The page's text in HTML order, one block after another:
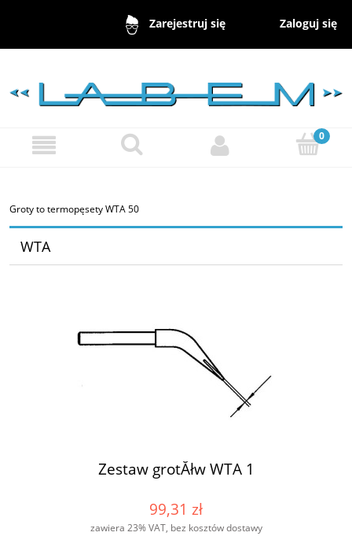
Zarejestruj się Zaloguj się
Groty to termopęsety WTA 50
WTA
Zestaw grotĂłw WTA 1
99,31 zł
zawiera 23% VAT, bez kosztów dostawy